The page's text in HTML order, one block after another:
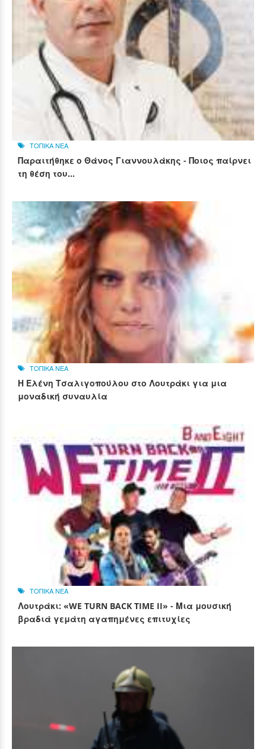
ΤΟΠΙΚΑ ΝΕΑ
Παραιτήθηκε ο Θάνος Γιαννουλάκης - Ποιος παίρνει
τη θέση του...
ΤΟΠΙΚΑ ΝΕΑ
Η Ελένη Τσαλιγοπούλου στο Λουτράκι για μια
μοναδική συναυλία
ΤΟΠΙΚΑ ΝΕΑ
Λουτράκι: «WE TURN BACK TIME II» - Μια μουσική
βραδιά γεμάτη αγαπημένες επιτυχίες